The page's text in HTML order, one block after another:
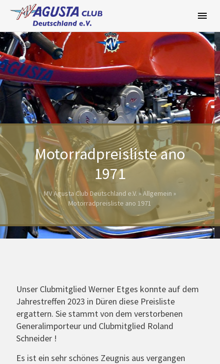
Inhalt
springen
Motorradpreisliste ano
1971
MV Agusta Club Deutschland e.V. »Allgemein »
Motorradpreisliste ano 1971
Unser Clubmitglied Werner Etges konnte auf dem
Jahrestreffen 2023 in Düren diese Preisliste
ergattern. Sie stammt von dem verstorbenen
Generalimporteur und Clubmitglied Roland
Schneider !
Es ist ein sehr schönes Zeugnis aus vergangen